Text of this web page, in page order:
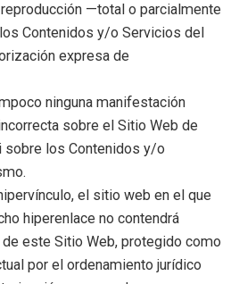
—total o parcialmente
Contenidos y/o Servicios del
expresa de
ninguna manifestación
sobre el Sitio Web de
sobre los Contenidos y/o
el sitio web en el que
hiperenlace no contendrá
este Sitio Web, protegido como
por el ordenamiento jurídico